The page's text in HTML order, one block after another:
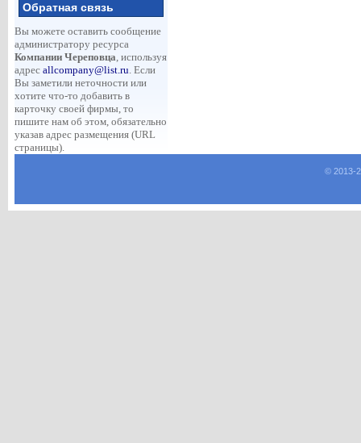
Обратная связь
Вы можете оставить сообщение
администратору ресурса
Компании Череповца, используя
адрес allcompany@list.ru. Если
Вы заметили неточности или
хотите что-то добавить в
карточку своей фирмы, то
пишите нам об этом, обязательно
указав адрес размещения (URL
страницы).
© 2013-